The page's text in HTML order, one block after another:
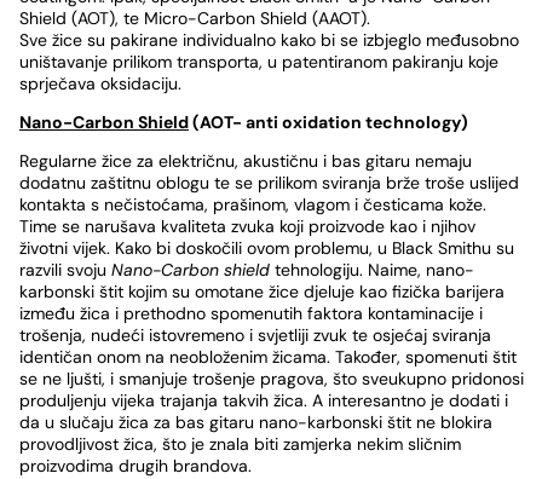
Shield (AOT), te Micro-Carbon Shield (AAOT).
Sve žice su pakirane individualno kako bi se izbjeglo međusobno
uništavanje prilikom transporta, u patentiranom pakiranju koje
sprječava oksidaciju.
Nano-Carbon Shield(AOT- anti oxidation technology)
Regularne žice za električnu, akustičnu i bas gitaru nemaju
dodatnu zaštitnu oblogu te se prilikom sviranja brže troše uslijed
kontakta s nečistoćama, prašinom, vlagom i česticama kože.
Time se narušava kvaliteta zvuka koji proizvode kao i njihov
životni vijek. Kako bi doskočili ovom problemu, u Black Smithu su
razvili svoju Nano-Carbon shield tehnologiju. Naime, nano-
karbonski štit kojim su omotane žice djeluje kao fizička barijera
između žica i prethodno spomenutih faktora kontaminacije i
trošenja, nudeći istovremeno i svjetliji zvuk te osjećaj sviranja
identičan onom na neobloženim žicama. Također, spomenuti štit
se ne ljušti, i smanjuje trošenje pragova, što sveukupno pridonosi
produljenju vijeka trajanja takvih žica. A interesantno je dodati i
da u slučaju žica za bas gitaru nano-karbonski štit ne blokira
provodljivost žica, što je znala biti zamjerka nekim sličnim
proizvodima drugih brandova.